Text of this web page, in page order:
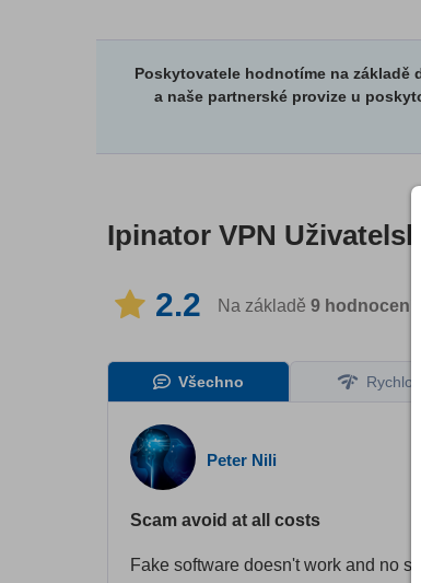
Poskytovatele hodnotíme na základě
a naše partnerské provize u
Ipinator VPN
2.2 Na základě 9 hodnocení
Všechno Rychlost
Peter Nili
Scam avoid at all costs
Fake software doesn't work and no